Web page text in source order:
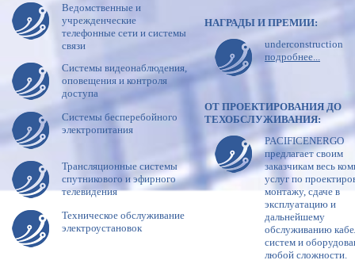
Ведомственные и
учрежденческие
телефонные сети и системы
связи
Системы видеонаблюдения,
оповещения и контроля
доступа
Системы бесперебойного
электропитания
Трансляционные системы
спутникового и эфирного
телевидения
Техническое обслуживание
электроустановок
НАГРАДЫ И ПРЕМИИ:
underconstruction
подробнее...
ОТ ПРОЕКТИРОВАНИЯ ДО
ТЕХОБСЛУЖИВАНИЯ:
PACIFICENERGO
предлагает своим
заказчикам весь
услуг по
монтажу, сдаче в
эксплуатацию и
дальнейшему
обслуживанию
систем и
любой сложности.